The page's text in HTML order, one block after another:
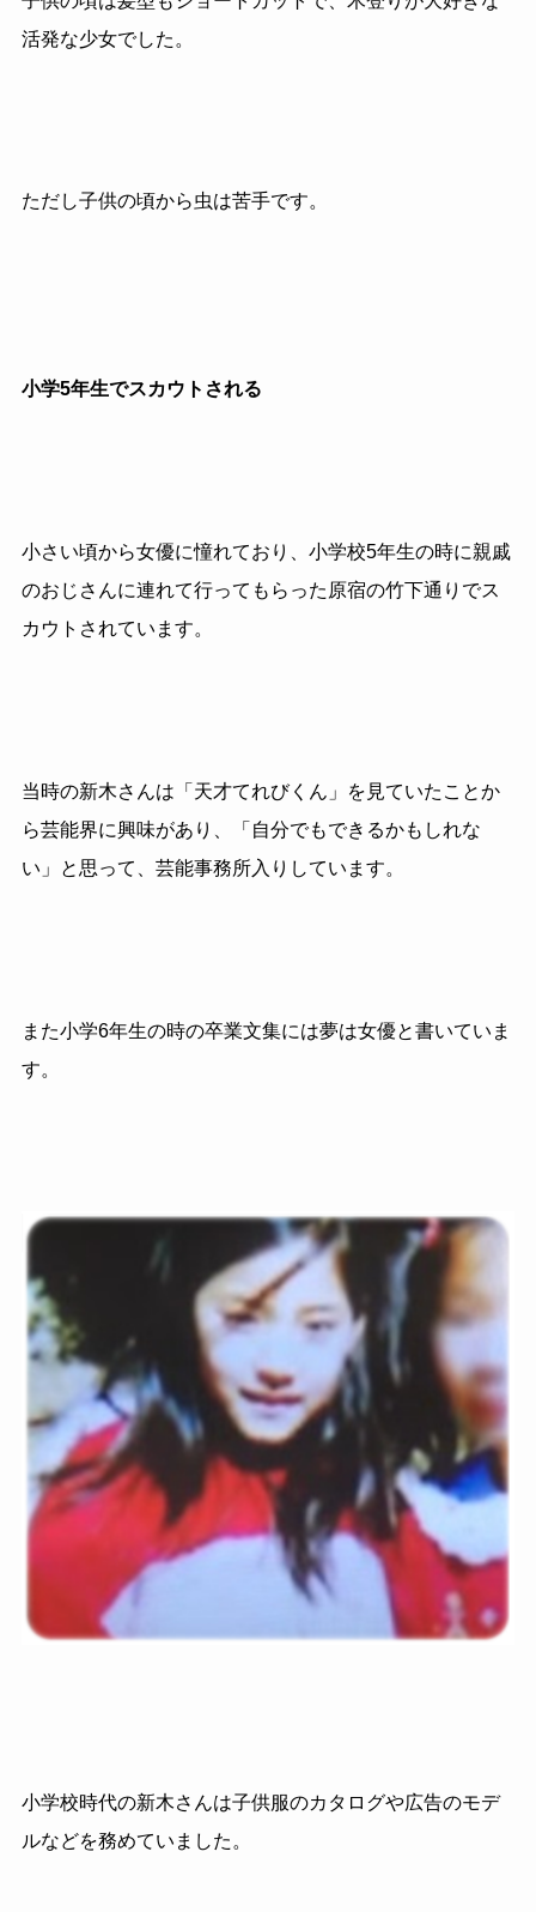
活発な少女でした。
ただし子供の頃から虫は苦手です。
小学5年生でスカウトされる
小さい頃から女優に憧れており、小学校5年生の時に親戚
のおじさんに連れて行ってもらった原宿の竹下通りでス
カウトされています。
当時の新木さんは「天才てれびくん」を見ていたことか
ら芸能界に興味があり、「自分でもできるかもしれな
い」と思って、芸能事務所入りしています。
また小学6年生の時の卒業文集には夢は女優と書いていま
す。
小学校時代の新木さんは子供服のカタログや広告のモデ
ルなどを務めていました。